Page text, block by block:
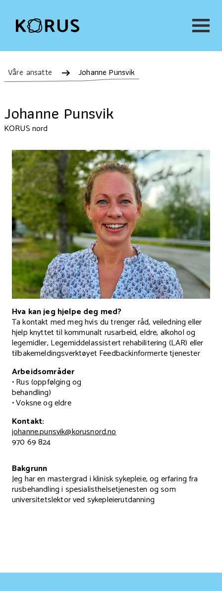
Våre ansatte Johanne Punsvik
Johanne Punsvik
KORUS nord
Hva kan jeg hjelpe deg med?
Ta kontakt med meg hvis du trenger råd, veiledning eller
hjelp knyttet til kommunalt rusarbeid, eldre, alkohol og
legemidler, Legemiddelassistert rehabilitering (LAR) eller
tilbakemeldingsverktøyet Feedbackinformerte tjenester
Arbeidsområder
• Rus (oppfølging og
behandling)
• Voksne og eldre
Kontakt:
johanne.punsvik@korusnord.no
970 69 824
Bakgrunn
Jeg har en mastergrad i klinisk sykepleie, og erfaring fra
rusbehandling i spesialisthelsetjenesten og som
universitetslektor ved sykepleierutdanning